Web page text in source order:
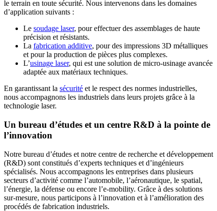
le terrain en toute sécurité. Nous intervenons dans les domaines
d’application suivants :
Le soudage laser, pour effectuer des assemblages de haute
précision et résistants.
La fabrication additive, pour des impressions 3D métalliques
et pour la production de pièces plus complexes.
L’usinage laser, qui est une solution de micro-usinage avancée
adaptée aux matériaux techniques.
En garantissant la sécurité et le respect des normes industrielles,
nous accompagnons les industriels dans leurs projets grâce à la
technologie laser.
Un bureau d’études et un centre R&D à la pointe de
l’innovation
Notre bureau d’études et notre centre de recherche et développement
(R&D) sont constitués d’experts techniques et d’ingénieurs
spécialisés. Nous accompagnons les entreprises dans plusieurs
secteurs d’activité comme l’automobile, l’aéronautique, le spatial,
l’énergie, la défense ou encore l’e-mobility. Grâce à des solutions
sur-mesure, nous participons à l’innovation et à l’amélioration des
procédés de fabrication industriels.